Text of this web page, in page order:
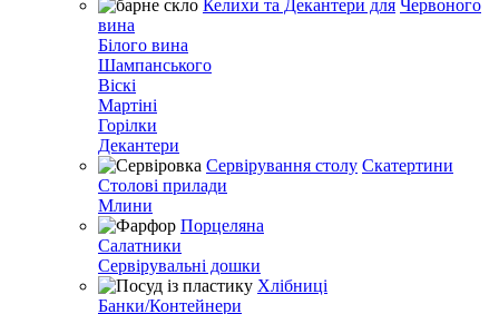
Келихи та Декантери для Червоного
вина
Білого вина
Шампанського
Віскі
Мартіні
Горілки
Декантери
Сервірування столу Скатертини
Столові прилади
Млини
Порцеляна
Салатники
Сервірувальні дошки
Хлібниці
Банки/Контейнери